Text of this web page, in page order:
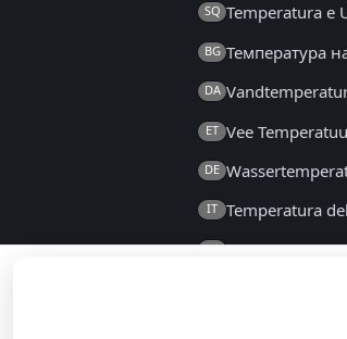
SQ Temperatura e
BG Температура
DA
ET Vee
DE
IT Temperatura
MK Температура